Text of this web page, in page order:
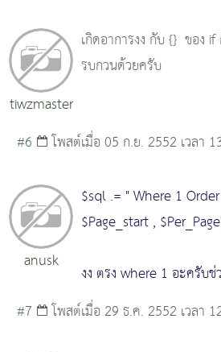
tiwzmaster
เกิดอาการงง กับ {} ของ
รบกวนด้วยครับ
#6 โพสต์เมื่อ 05 ก.ย. 2552 เวลา
anusk
$sql .= " Where 1
$Page_start ,
งง ตรง where 1 อะครับ
#7
โพสต์เมื่อ 29 ธ.ค. 2552 เวลา